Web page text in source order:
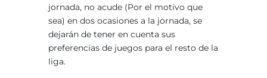
jornada, no acude (Por el motivo que
sea) en dos ocasiones a la jornada, se
dejarán de tener en cuenta sus
preferencias de juegos para el resto de la
liga.